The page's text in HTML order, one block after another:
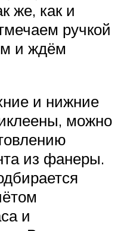
же, как и
ручкой
и ждём
и нижние
можно
из фанеры.
и